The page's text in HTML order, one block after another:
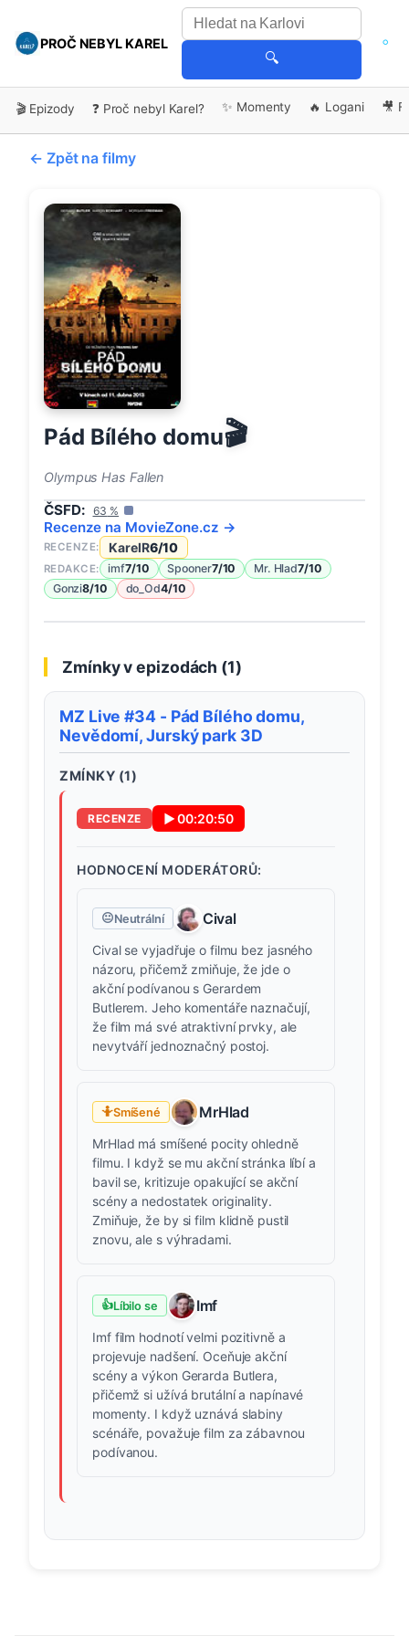
PROČ NEBYL KAREL
🔍
🎬 Epizody ❓ Proč nebyl Karel? ✨ Momenty 🔥 Logani 🎥
← Zpět na filmy
Pád Bílého domu🎬
Olympus Has Fallen
ČSFD: 63 %
Recenze na MovieZone.cz →
RECENZE: KarelR6/10
REDAKCE: imf7/10 Spooner7/10 Mr. Hlad7/10
Gonzi8/10 do_Od4/10
Zmínky v epizodách (1)
MZ Live #34 - Pád Bílého domu,
Nevědomí, Jurský park 3D
ZMÍNKY (1)
RECENZE ▶00:20:50
HODNOCENÍ MODERÁTORŮ:
😐Neutrální Cival
Cival se vyjadřuje o filmu bez jasného
názoru, přičemž zmiňuje, že jde o
akční podívanou s Gerardem
Butlerem. Jeho komentáře naznačují,
že film má své atraktivní prvky, ale
nevytváří jednoznačný postoj.
🤷Smíšené MrHlad
MrHlad má smíšené pocity ohledně
filmu. I když se mu akční stránka líbí a
bavil se, kritizuje opakující se akční
scény a nedostatek originality.
Zmiňuje, že by si film klidně pustil
znovu, ale s výhradami.
👍Líbilo se Imf
Imf film hodnotí velmi pozitivně a
projevuje nadšení. Oceňuje akční
scény a výkon Gerarda Butlera,
přičemž si užívá brutální a napínavé
momenty. I když uznává slabiny
scénáře, považuje film za zábavnou
podívanou.